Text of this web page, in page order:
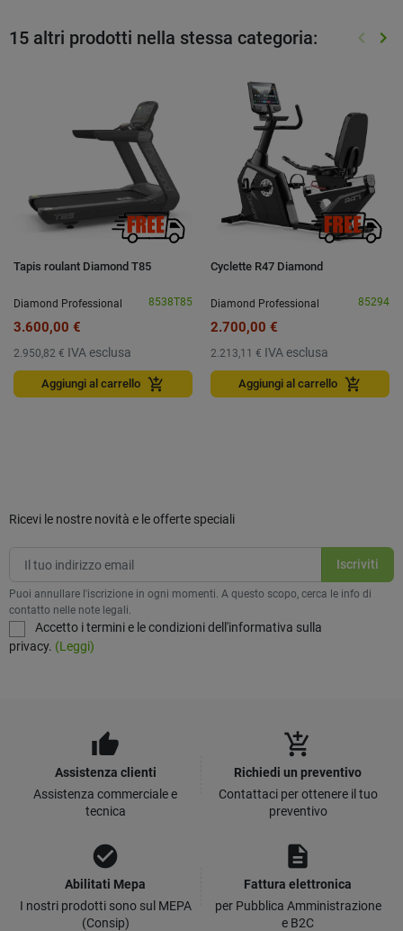
15 altri prodotti nella stessa categoria: keyboard_arrow_left keyboard_arrow_right
Tapis roulant Diamond T85
Diamond Professional 8538T85
3.600,00 €
2.950,82 € IVA esclusa
Aggiungi al carrello add_shopping_cart
Cyclette R47 Diamond
Diamond Professional 85294
2.700,00 €
2.213,11 € IVA esclusa
Aggiungi al carrello add_shopping_cart
Ricevi le nostre novità e le offerte speciali
Puoi annullare l'iscrizione in ogni momenti. A questo scopo, cerca le info di
contatto nelle note legali.
Accetto i termini e le condizioni dell'informativa sulla
privacy. (Leggi)
thumb_up
Assistenza clienti
Assistenza commerciale e
tecnica
add_shopping_cart
Richiedi un preventivo
Contattaci per ottenere il tuo
preventivo
check_circle
Abilitati Mepa
I nostri prodotti sono sul MEPA
(Consip)
description
Fattura elettronica
per Pubblica Amministrazione
e B2C